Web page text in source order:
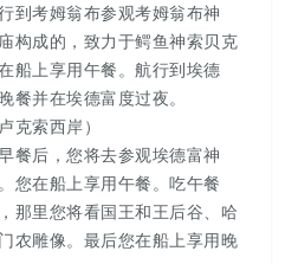
到考姆翁布参观考姆翁布神
构成的，致力于鳄鱼神索贝克
船上享用午餐。航行到埃德
餐并在埃德富度过夜。
克索西岸）
餐后，您将去参观埃德富神
您在船上享用午餐。吃午餐
那里您将看国王和王后谷、哈
农雕像。最后您在船上享用晚